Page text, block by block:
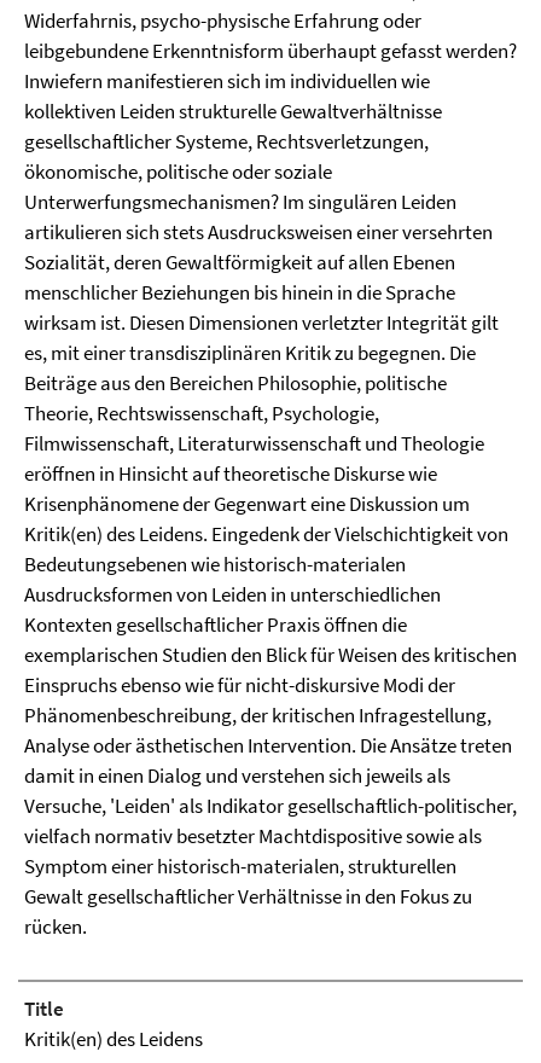
Widerfahrnis, psycho-physische Erfahrung oder
leibgebundene Erkenntnisform überhaupt gefasst werden?
Inwiefern manifestieren sich im individuellen wie
kollektiven Leiden strukturelle Gewaltverhältnisse
gesellschaftlicher Systeme, Rechtsverletzungen,
ökonomische, politische oder soziale
Unterwerfungsmechanismen? Im singulären Leiden
artikulieren sich stets Ausdrucksweisen einer versehrten
Sozialität, deren Gewaltförmigkeit auf allen Ebenen
menschlicher Beziehungen bis hinein in die Sprache
wirksam ist. Diesen Dimensionen verletzter Integrität gilt
es, mit einer transdisziplinären Kritik zu begegnen. Die
Beiträge aus den Bereichen Philosophie, politische
Theorie, Rechtswissenschaft, Psychologie,
Filmwissenschaft, Literaturwissenschaft und Theologie
eröffnen in Hinsicht auf theoretische Diskurse wie
Krisenphänomene der Gegenwart eine Diskussion um
Kritik(en) des Leidens. Eingedenk der Vielschichtigkeit von
Bedeutungsebenen wie historisch-materialen
Ausdrucksformen von Leiden in unterschiedlichen
Kontexten gesellschaftlicher Praxis öffnen die
exemplarischen Studien den Blick für Weisen des kritischen
Einspruchs ebenso wie für nicht-diskursive Modi der
Phänomenbeschreibung, der kritischen Infragestellung,
Analyse oder ästhetischen Intervention. Die Ansätze treten
damit in einen Dialog und verstehen sich jeweils als
Versuche, 'Leiden' als Indikator gesellschaftlich-politischer,
vielfach normativ besetzter Machtdispositive sowie als
Symptom einer historisch-materialen, strukturellen
Gewalt gesellschaftlicher Verhältnisse in den Fokus zu
rücken.
Title
Kritik(en) des Leidens